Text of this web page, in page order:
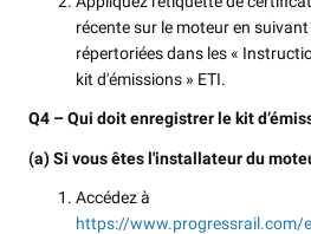
récente sur le moteur en
répertoriées dans les «
kit d'émissions » ETI.
Q4 – Qui doit enregistrer le kit
(a) Si vous êtes l'installateur du
Accédez à
https://www.progressrail.com/